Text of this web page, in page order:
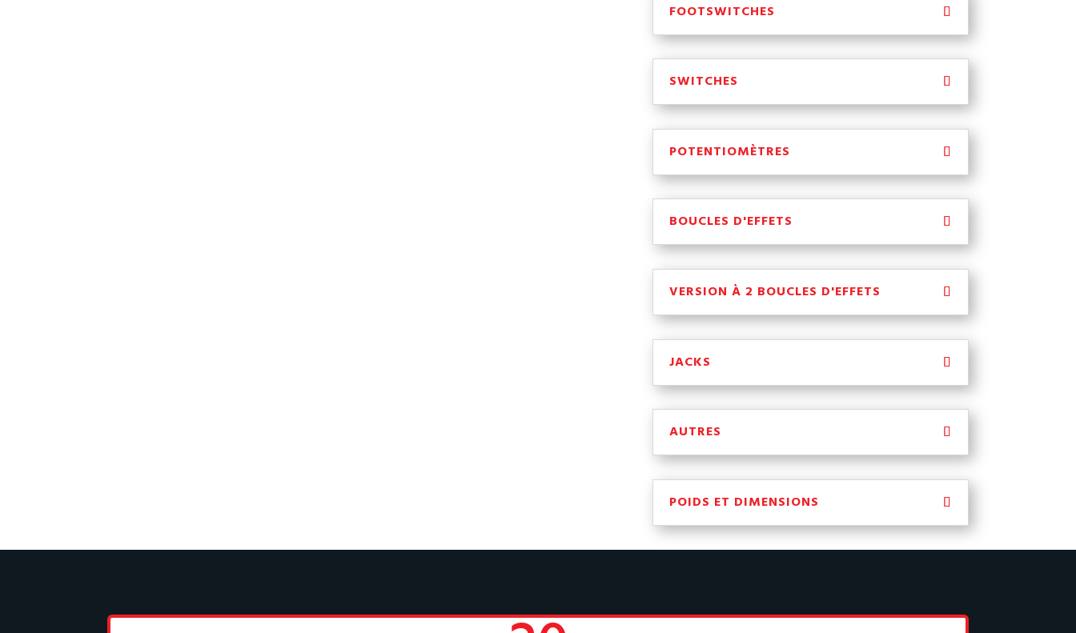
FOOTSWITCHES
SWITCHES
POTENTIOMÈTRES
BOUCLES D'EFFETS
VERSION À 2 BOUCLES D'EFFETS
JACKS
AUTRES
POIDS ET DIMENSIONS